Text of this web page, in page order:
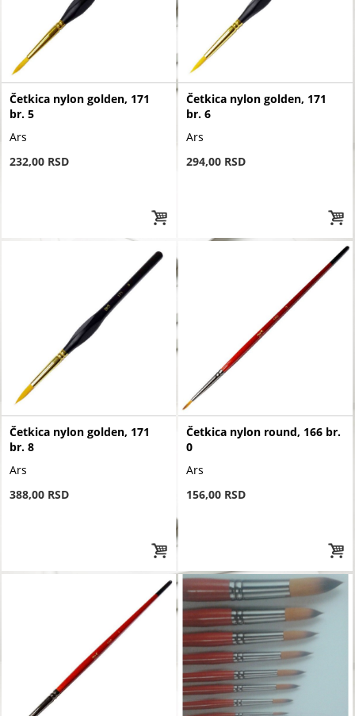
Četkica nylon golden, 171
br. 5
Ars
232,00 RSD
Četkica nylon golden, 171
br. 6
Ars
294,00 RSD
Četkica nylon golden, 171
br. 8
Ars
388,00 RSD
Četkica nylon round, 166 br.
0
Ars
156,00 RSD